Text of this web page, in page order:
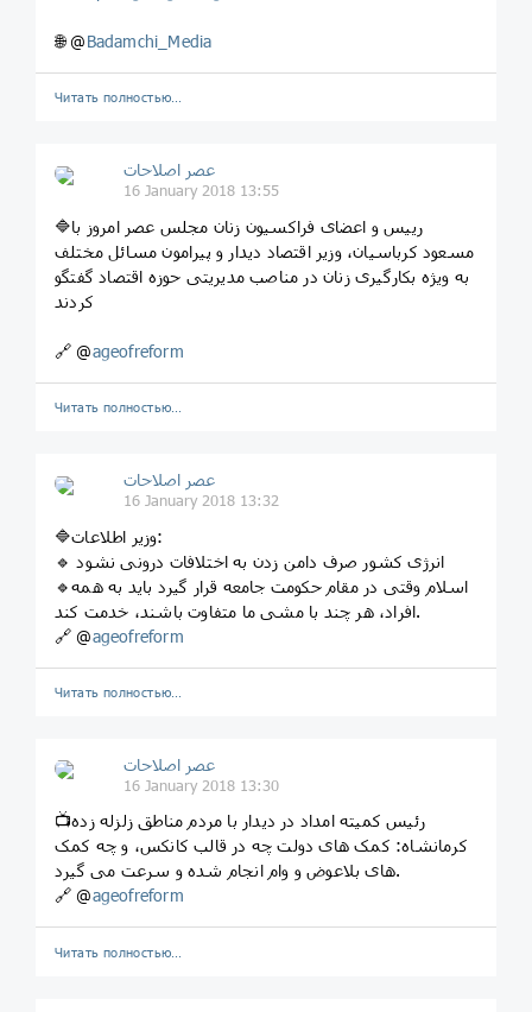
🌐 @Badamchi_Media
Читать полностью…
عصر اصلاحات
16 January 2018 13:55
🔷رییس و اعضای فراکسیون زنان مجلس عصر امروز با
مسعود کرباسیان، وزیر اقتصاد دیدار و پیرامون مسائل مختلف
به ویژه بکارگیری زنان در مناصب مدیریتی حوزه اقتصاد گفتگو
کردند
🔗 @ageofreform
Читать полностью…
عصر اصلاحات
16 January 2018 13:32
🔷وزیر اطلاعات:
🔹 انرژی کشور صرف دامن زدن به اختلافات درونی نشود
🔹اسلام وقتی در مقام حکومت جامعه قرار گیرد باید به همه
افراد، هر چند با مشی ما متفاوت باشند، خدمت کند.
🔗 @ageofreform
Читать полностью…
عصر اصلاحات
16 January 2018 13:30
📺رئیس کمیته امداد در دیدار با مردم مناطق زلزله زده
کرمانشاه: کمک های دولت چه در قالب کانکس، و چه کمک
های بلاعوض و وام انجام شده و سرعت می گیرد.
🔗 @ageofreform
Читать полностью…